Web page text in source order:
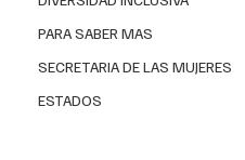
PARA SABER MAS
SECRETARIA DE LAS MUJERES
ESTADOS